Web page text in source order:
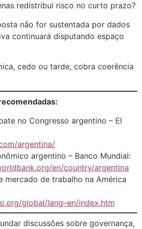
redistribui risco no curto prazo?
não for sustentada por dados
continuará disputando espaço
cedo ou tarde, cobra coerência
no Congresso argentino – El
argentina/
argentino – Banco Mundial:
en/country/argentina
mercado de trabalho na América
global/lang–en/index.htm
discussões sobre governança,